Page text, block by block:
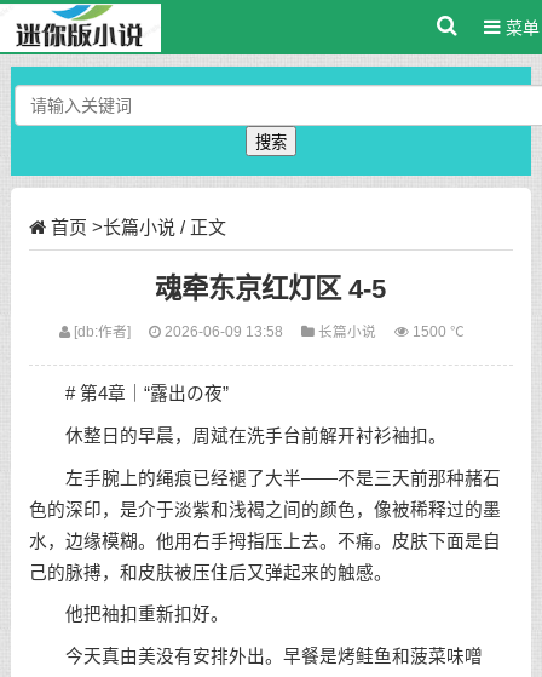
菜单
搜索
首页 >长篇小说 / 正文
魂牵东京红灯区 4-5
[db:作者] 2026-06-09 13:58 长篇小说 1500 ℃
# 第4章｜“露出の夜”
休整日的早晨，周斌在洗手台前解开衬衫袖扣。
左手腕上的绳痕已经褪了大半——不是三天前那种赭石
色的深印，是介于淡紫和浅褐之间的颜色，像被稀释过的墨
水，边缘模糊。他用右手拇指压上去。不痛。皮肤下面是自
己的脉搏，和皮肤被压住后又弹起来的触感。
他把袖扣重新扣好。
今天真由美没有安排外出。早餐是烤鲑鱼和菠菜味噌